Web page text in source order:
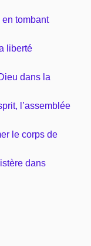
tombant
liberté
dans la
l’assemblée
le corps de
dans